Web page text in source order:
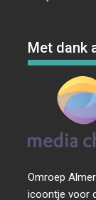
Met dank
Omroep
icoontje voor